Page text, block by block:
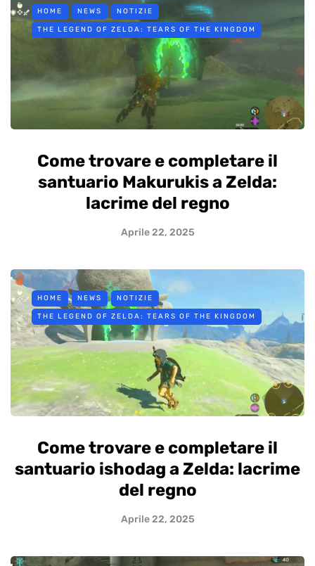
HOME NEWS NOTIZIE
THE LEGEND OF ZELDA: TEARS OF THE KINGDOM
Come trovare e completare il
santuario Makurukis a Zelda:
lacrime del regno
Aprile 22, 2025
HOME NEWS NOTIZIE
THE LEGEND OF ZELDA: TEARS OF THE KINGDOM
Come trovare e completare il
santuario ishodag a Zelda: lacrime
del regno
Aprile 22, 2025